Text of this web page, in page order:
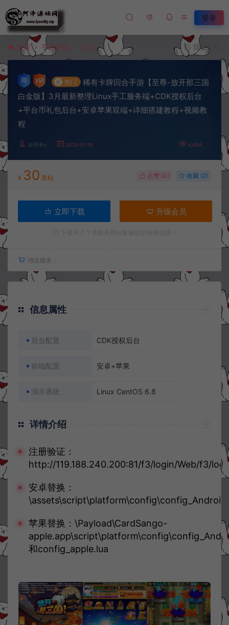
登录
首页 手游资源 正文 我要投稿
# 热门
稀有卡牌回合手游【至尊-放开那三国
白金版】3月最新整理Linux手工服务端+CDK授权后台
+平台币礼包后台+安卓苹果双端+详细搭建教程+视频教
程
冷雨泽ღ 2025-01-13 4,694
¥ 30 星钻 点赞 (0) 收藏 (2)
立即下载 升级会员
增值服务：
信息属性
后台配置 CDK授权后台
前端配置 安卓+苹果
演示系统 Linux CentOS 6.8
详情介绍
注册验证：
http://119.188.240.200:81/f3/login/Web/f3/
安卓替换：
苹果替换：\Payload\CardSango-
和config_apple.lua